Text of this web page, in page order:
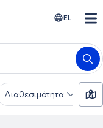
EL
Διαθεσιμότητα